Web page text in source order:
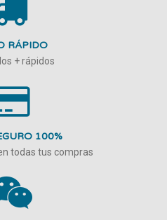
RÁPIDO
+ rápidos
100%
todas tus compras